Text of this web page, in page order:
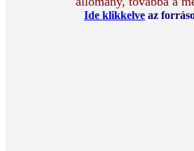
Ide klikkelve az